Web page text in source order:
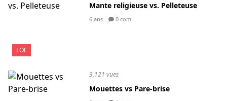
LOL
Mante religieuse vs. Pelleteuse
6 ans 0 com
3,121 vues
Mouettes vs Pare-brise